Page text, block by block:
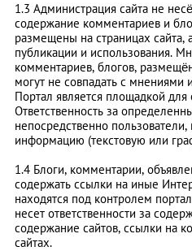
1.3 Администрация сайта не
содержание комментариев и
размещены на страницах сайта,
публикации и использования.
комментариев, блогов,
могут не совпадать с мнениями
Портал является площадкой
Ответственность за
непосредственно
информацию (текстовую или
1.4 Блоги, комментарии,
содержать ссылки на иные
находятся под контролем
несет ответственности за
содержание сайтов, ссылки на
сайтах.